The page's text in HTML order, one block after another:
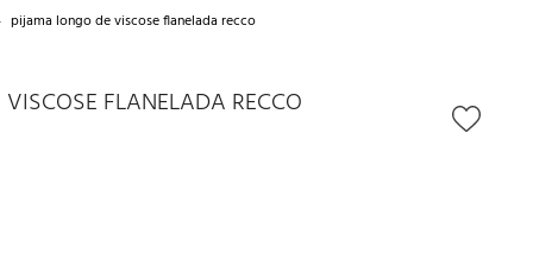
pijama longo de viscose flanelada recco
FLANELADA RECCO